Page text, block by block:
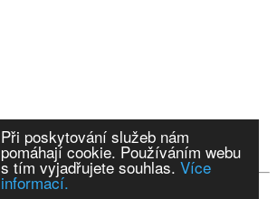
Při poskytování služeb nám
pomáhají cookie. Používáním webu
s tím vyjadřujete souhlas. Více
informací.